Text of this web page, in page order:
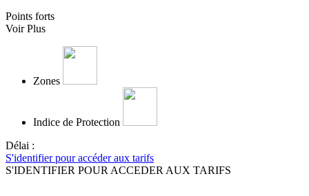
Points forts
Voir Plus
Zones
Indice de Protection
Délai :
S'identifier pour accéder aux tarifs
S'IDENTIFIER POUR ACCEDER AUX TARIFS